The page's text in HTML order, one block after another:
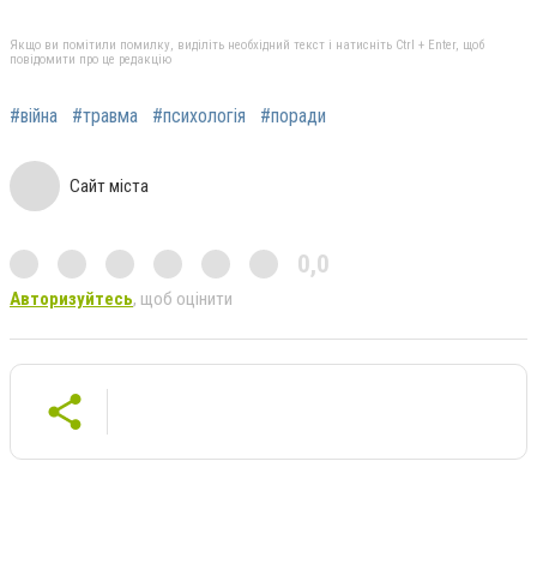
Якщо ви помітили помилку, виділіть необхідний текст і натисніть Ctrl + Enter, щоб
повідомити про це редакцію
#війна #травма #психологія #поради
Сайт міста
0,0
Авторизуйтесь, щоб оцінити